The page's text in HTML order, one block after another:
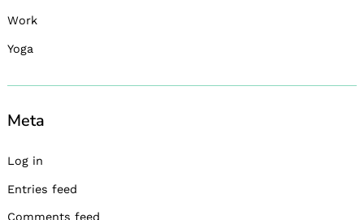
Work
Yoga
Meta
Log in
Entries feed
Comments feed